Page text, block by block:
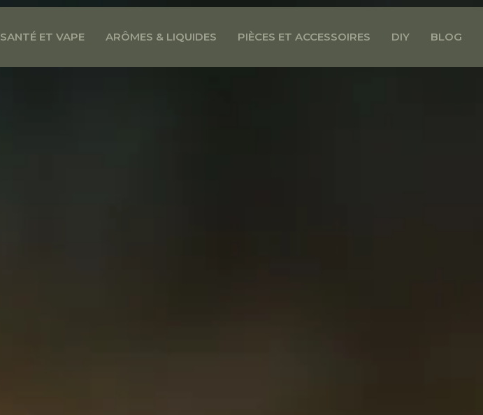
SANTÉ ET VAPE ARÔMES & LIQUIDES PIÈCES ET ACCESSOIRES DIY BLOG